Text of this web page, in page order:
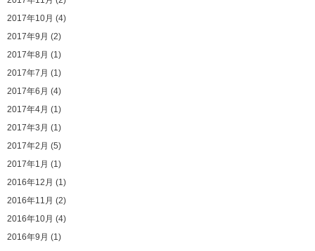
2017年10月 (4)
2017年9月 (2)
2017年8月 (1)
2017年7月 (1)
2017年6月 (4)
2017年4月 (1)
2017年3月 (1)
2017年2月 (5)
2017年1月 (1)
2016年12月 (1)
2016年11月 (2)
2016年10月 (4)
2016年9月 (1)